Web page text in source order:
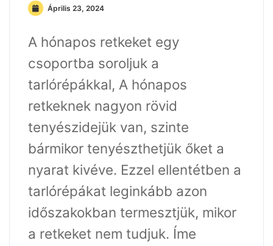
Április 23, 2024
A hónapos retkeket egy
csoportba soroljuk a
tarlórépákkal, A hónapos
retkeknek nagyon rövid
tenyészidejük van, szinte
bármikor tenyészthetjük őket a
nyarat kivéve. Ezzel ellentétben a
tarlórépákat leginkább azon
időszakokban termesztjük, mikor
a retkeket nem tudjuk. Íme